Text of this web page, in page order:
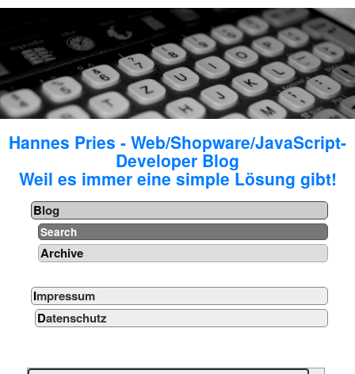
Hannes Pries - Web/Shopware/JavaScript-
Developer Blog
Weil es immer eine simple Lösung gibt!
Blog
Search
Archive
Impressum
Datenschutz